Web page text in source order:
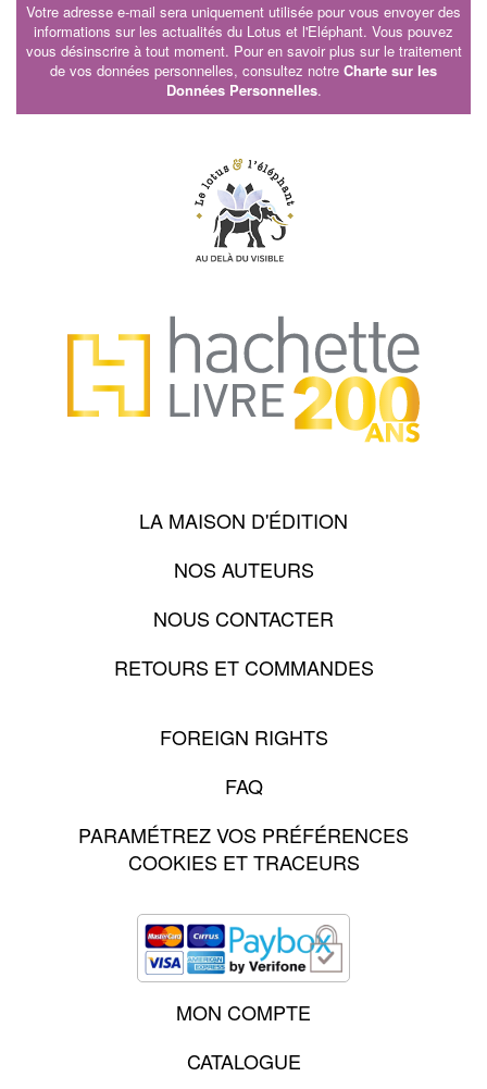
Votre adresse e-mail sera uniquement utilisée pour vous envoyer des
informations sur les actualités du Lotus et l'Eléphant. Vous pouvez
vous désinscrire à tout moment. Pour en savoir plus sur le traitement
de vos données personnelles, consultez notre Charte sur les
Données Personnelles.
LA MAISON D'ÉDITION
NOS AUTEURS
NOUS CONTACTER
RETOURS ET COMMANDES
FOREIGN RIGHTS
FAQ
PARAMÉTREZ VOS PRÉFÉRENCES
COOKIES ET TRACEURS
MON COMPTE
CATALOGUE